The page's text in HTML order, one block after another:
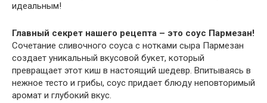
идеальным!
Главный секрет нашего рецепта – это соус Пармезан!
Сочетание сливочного соуса с нотками сыра Пармезан
создает уникальный вкусовой букет, который
превращает этот киш в настоящий шедевр. Впитываясь в
нежное тесто и грибы, соус придает блюду неповторимый
аромат и глубокий вкус.